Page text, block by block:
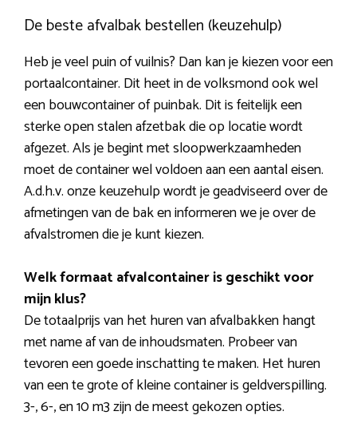
De beste afvalbak bestellen (keuzehulp)
Heb je veel puin of vuilnis? Dan kan je kiezen voor een
portaalcontainer. Dit heet in de volksmond ook wel
een bouwcontainer of puinbak. Dit is feitelijk een
sterke open stalen afzetbak die op locatie wordt
afgezet. Als je begint met sloopwerkzaamheden
moet de container wel voldoen aan een aantal eisen.
A.d.h.v. onze keuzehulp wordt je geadviseerd over de
afmetingen van de bak en informeren we je over de
afvalstromen die je kunt kiezen.
Welk formaat afvalcontainer is geschikt voor
mijn klus?
De totaalprijs van het huren van afvalbakken hangt
met name af van de inhoudsmaten. Probeer van
tevoren een goede inschatting te maken. Het huren
van een te grote of kleine container is geldverspilling.
3-, 6-, en 10 m3 zijn de meest gekozen opties.